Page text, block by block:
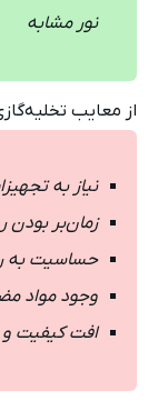
نور مشابه
از معایب
نیاز به
زمان‌بر
حساسیت به
وجود مواد
افت کیفیت و